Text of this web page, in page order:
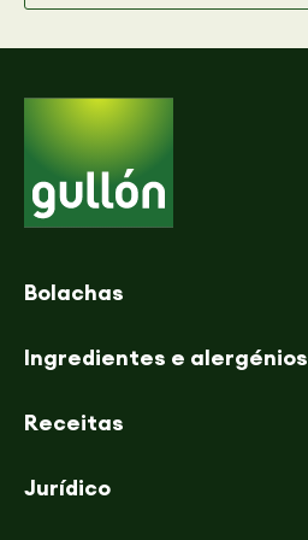
Bolachas
Ingredientes e alergénios
Receitas
Jurídico